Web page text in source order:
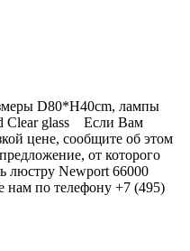
D80*H40cm, лампы
Clear glass Если Вам
цене, сообщите об этом
от которого
люстру Newport 66000
нам по телефону +7 (495)